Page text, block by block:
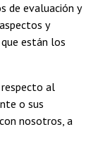
de evaluación y
y
están los
al
o sus
nosotros, a